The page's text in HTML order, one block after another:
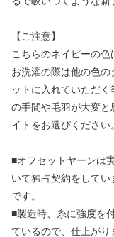
【ご注意】
こちらのネイビーの色
お洗濯の際は他の色
ットに入れていただ
の手間や毛羽が大変と
イトをお選びください
■オフセットヤーンは
いて独占契約をして
です。
■製造時、糸に強度を
ているので、仕上がり